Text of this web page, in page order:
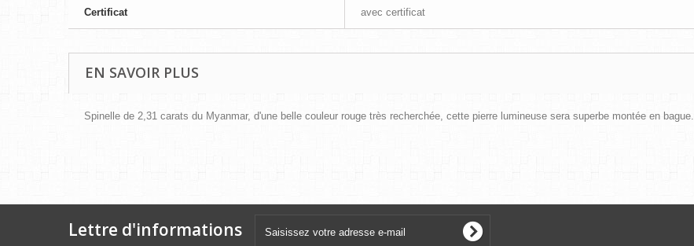
Certificat avec certificat
EN SAVOIR PLUS
Spinelle de 2,31 carats du Myanmar, d'une belle couleur rouge très recherchée, cette pierre lumineuse sera superbe montée en bague.
Lettre d'informations